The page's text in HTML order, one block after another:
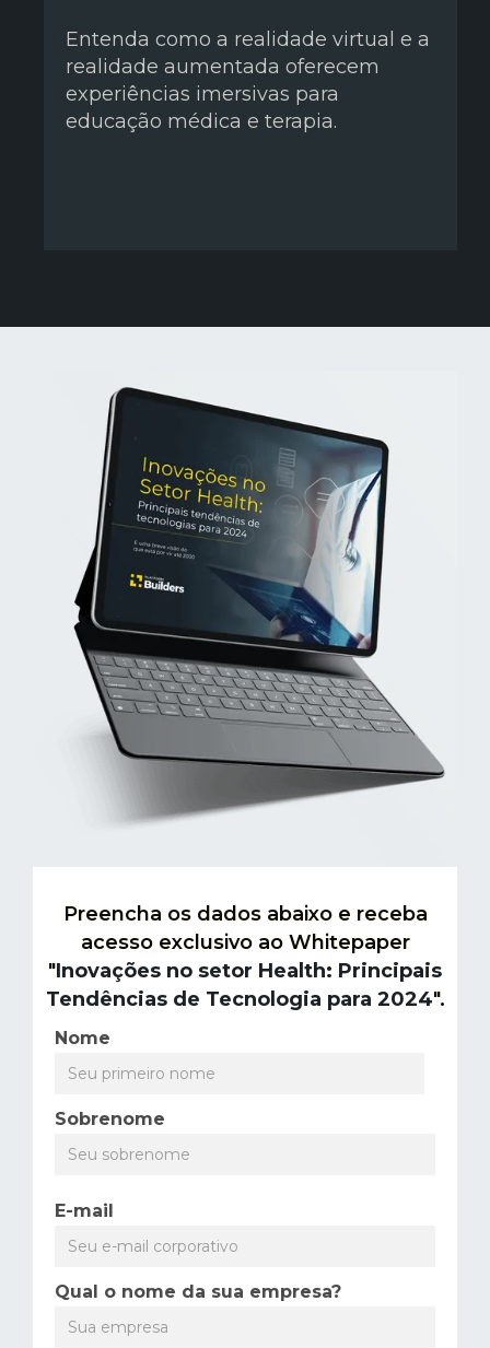
Entenda como a realidade virtual e a
realidade aumentada oferecem
experiências imersivas para
educação médica e terapia.
Preencha os dados abaixo e receba
acesso exclusivo ao Whitepaper
"Inovações no setor Health: Principais
Tendências de Tecnologia para 2024".
Nome
Sobrenome
E-mail
Qual o nome da sua empresa?